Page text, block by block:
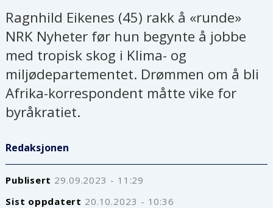
Ragnhild Eikenes (45) rakk å «runde»
NRK Nyheter før hun begynte å jobbe
med tropisk skog i Klima- og
miljødepartementet. Drømmen om å bli
Afrika-korrespondent måtte vike for
byråkratiet.
Redaksjonen
Publisert
29.09.2023 - 11:29
Sist oppdatert
20.10.2023 - 10:36